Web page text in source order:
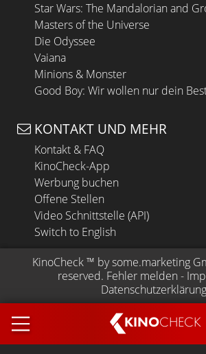
KINOCHECK
Star Wars: The Mandalorian and
Masters of the Universe
Die Odyssee
Vaiana
Minions & Monster
Good Boy: Wir wollen nur dein
KONTAKT UND MEHR
Kontakt & FAQ
KinoCheck-App
Werbung buchen
Offene Stellen
Video Schnittstelle (API)
Switch to English
KinoCheck ™ by some.marketing
reserved. Fehler melden -
Datenschutzerklärung